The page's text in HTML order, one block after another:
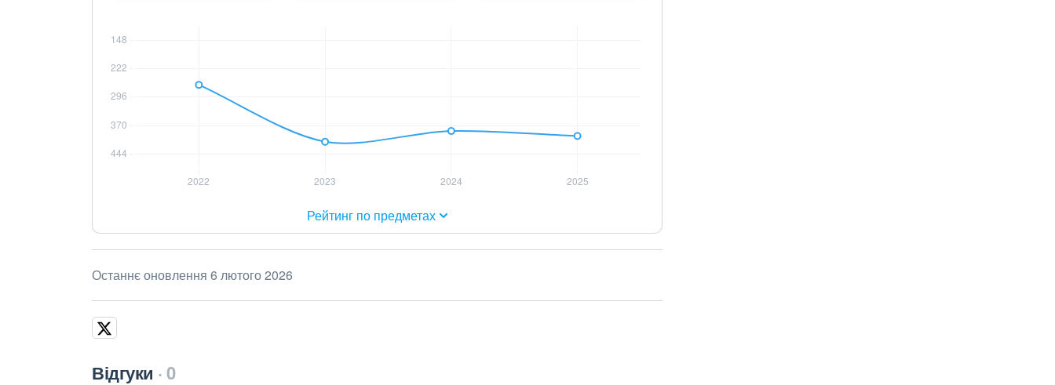
Рейтинг по предметах
Останнє оновлення 6 лютого 2026
Відгуки 0